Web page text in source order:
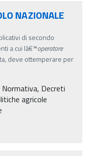
NAZIONALE
di secondo
a cui lâ€™operatore
deve ottemperare per
Normativa, Decreti
agricole